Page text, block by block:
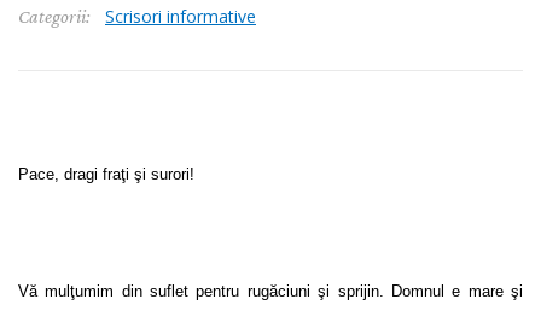
Categorii: Scrisori informative
Pace, dragi fraţi şi surori!
Vă mulţumim din suflet pentru rugăciuni şi sprijin. Domnul e mare şi